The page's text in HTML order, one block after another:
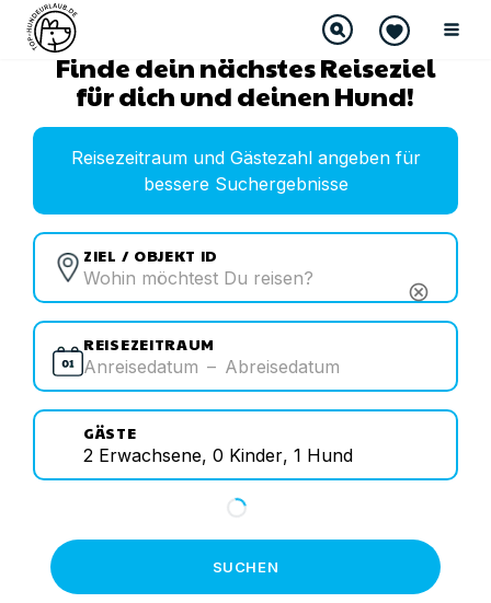
Finde dein nächstes Reiseziel
für dich und deinen Hund!
Reisezeitraum und Gästezahl angeben für
bessere Suchergebnisse
ZIEL / OBJEKT ID
cancel
REISEZEITRAUM
Anreisedatum – Abreisedatum
GÄSTE
2 Erwachsene, 0 Kinder, 1 Hund
SUCHEN